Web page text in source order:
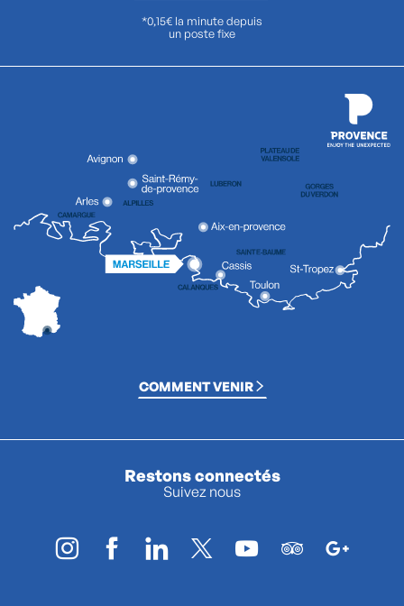
*0,15€ la minute depuis
un poste fixe
COMMENT VENIR
Restons connectés
Suivez nous